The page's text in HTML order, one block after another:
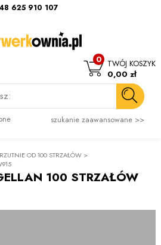
625 910 107
szukanie zaawansowane >>
TWÓJ KOSZYK
0
0,00 zł
OD 100 STRZAŁÓW >
100 STRZAŁÓW